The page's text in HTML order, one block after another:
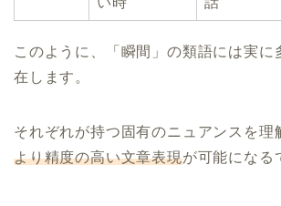
このように、「瞬間」の類語には実に
在します。
それぞれが持つ固有のニュアンスを理
より精度の高い文章表現が可能になる